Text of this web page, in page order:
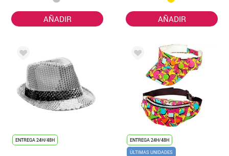
AÑADIR AÑADIR
ENTREGA 24H/48H
ENTREGA 24H/48H
ÚLTIMAS UNIDADES